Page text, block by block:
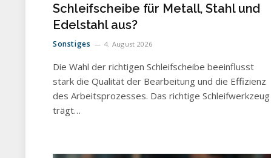
Schleifscheibe für Metall, Stahl und
Edelstahl aus?
Sonstiges 4. August 2026
Die Wahl der richtigen Schleifscheibe beeinflusst
stark die Qualität der Bearbeitung und die Effizienz
des Arbeitsprozesses. Das richtige Schleifwerkzeug
trägt…